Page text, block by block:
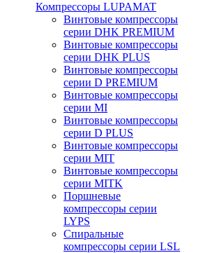
Компрессоры LUPAMAT
Винтовые компрессоры
серии DHK PREMIUM
Винтовые компрессоры
серии DHK PLUS
Винтовые компрессоры
серии D PREMIUM
Винтовые компрессоры
серии MI
Винтовые компрессоры
серии D PLUS
Винтовые компрессоры
серии MIT
Винтовые компрессоры
серии MITK
Поршневые
компрессоры серии
LYPS
Спиральные
компрессоры серии LSL